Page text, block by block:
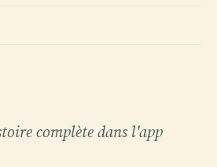
complète dans l'app